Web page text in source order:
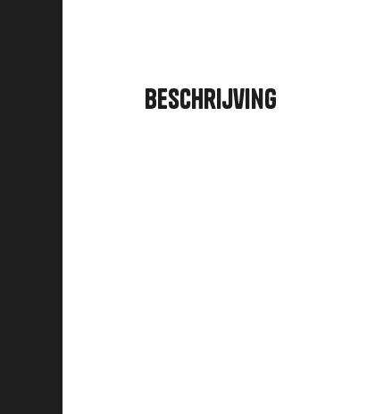
Beschrijving